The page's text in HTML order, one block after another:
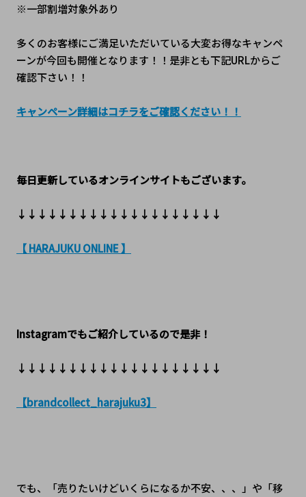
※一部割増対象外あり
多くのお客様にご満足いただいている大変お得なキャンペ
ーンが今回も開催となります！！是非とも下記URLからご
確認下さい！！
キャンペーン詳細はコチラをご確認ください！！
毎日更新しているオンラインサイトもございます。
↓↓↓↓↓↓↓↓↓↓↓↓↓↓↓↓↓↓↓↓
【 HARAJUKU ONLINE 】
Instagramでもご紹介しているので是非！
↓↓↓↓↓↓↓↓↓↓↓↓↓↓↓↓↓↓↓↓
【brandcollect_harajuku3】
でも、「売りたいけどいくらになるか不安、、、」や「移